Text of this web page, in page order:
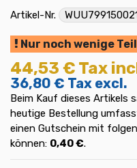
Artikel-Nr.
Nur noch wenige
44,53 € Tax
36,80 € Tax excl.
Beim Kauf dieses Artikels
heutige Bestellung
einen Gutschein mit
können: 0,40 €.